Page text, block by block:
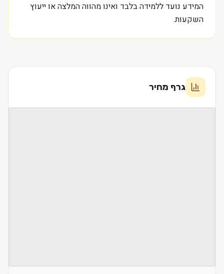
המידע נועד ללמידה בלבד ואינו מהווה המלצה או ייעוץ
השקעות.
גרף מחיר